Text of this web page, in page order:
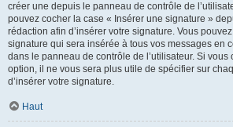
créer une depuis le panneau de contrôle de
pouvez cocher la case « Insérer une signature »
rédaction afin d’insérer votre signature. Vous
signature qui sera insérée à tous vos messages en
dans le panneau de contrôle de l’utilisateur. Si vous
option, il ne vous sera plus utile de spécifier sur
d’insérer votre signature.
Haut